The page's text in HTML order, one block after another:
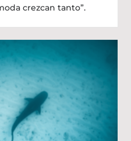
crezcan tanto”.